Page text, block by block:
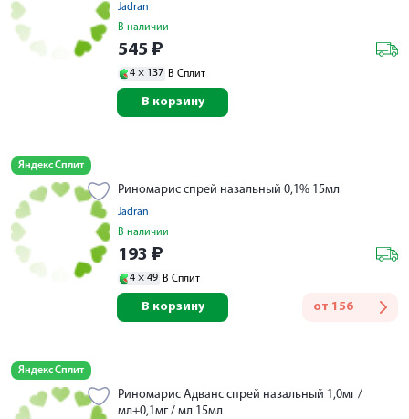
Jadran
В наличии
545 ₽
4 × 137 В Сплит
В корзину
Яндекс Сплит
Риномарис спрей назальный 0,1% 15мл
Jadran
В наличии
193 ₽
4 × 49 В Сплит
от 156
В корзину
Яндекс Сплит
Риномарис Адванс спрей назальный 1,0мг /
мл+0,1мг / мл 15мл